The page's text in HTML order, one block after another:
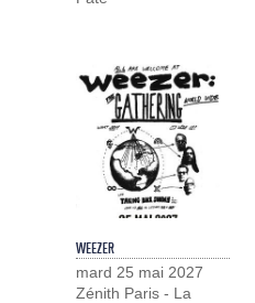
WEEZER
mard 25 mai 2027
Zénith Paris - La